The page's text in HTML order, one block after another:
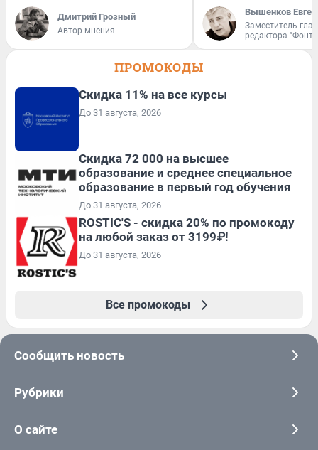
Дмитрий Грозный
Автор мнения
Вышенков
Заместитель
редактора
ПРОМОКОДЫ
Скидка 11% на все курсы
До 31 августа, 2026
Скидка 72 000 на высшее
образование и среднее специальное
образование в первый год обучения
До 31 августа, 2026
ROSTIC'S - скидка 20% по промокоду
на любой заказ от 3199₽!
До 31 августа, 2026
Все промокоды
Сообщить новость
Рубрики
О сайте